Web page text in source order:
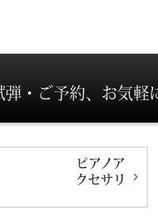
・ご予約、お気軽
ピアノア
クセサリ